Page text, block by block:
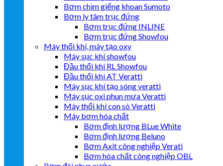
Bơm chìm giếng khoan Sumoto
Bơm ly tâm trục đứng
Bơm trục đứng INLINE
Bơm trục đứng Showfou
Máy thổi khí, máy tạo oxy
Máy sục khí showfou
Đầu thổi khí RL Showfou
Đầu thổi khí AT Veratti
Máy sục khí tạo sóng veratti
Máy sục oxi phun mưa Veratti
Máy thổi khí con sò Veratti
Máy bơm hóa chất
Bơm định lượng BLue White
Bơm định lượng Beluno
Bơm Axit công nghiệp Verati
Bơm hóa chất công nghiệp OBL